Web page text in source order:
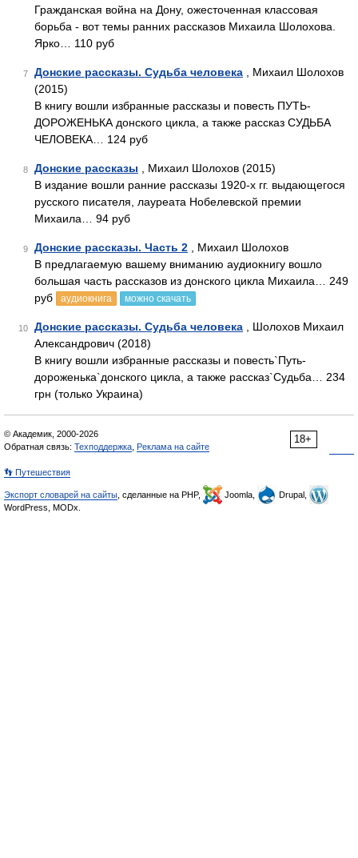
Гражданская война на Дону, ожесточенная классовая
борьба - вот темы ранних рассказов Михаила Шолохова.
Ярко… 110 руб
7 Донские рассказы. Судьба человека , Михаил Шолохов
(2015)
В книгу вошли избранные рассказы и повесть ПУТЬ-
ДОРОЖЕНЬКА донского цикла, а также рассказ СУДЬБА
ЧЕЛОВЕКА… 124 руб
8 Донские рассказы , Михаил Шолохов (2015)
В издание вошли ранние рассказы 1920-х гг. выдающегося
русского писателя, лауреата Нобелевской премии
Михаила… 94 руб
9 Донские рассказы. Часть 2 , Михаил Шолохов
В предлагаемую вашему вниманию аудиокнигу вошло
большая часть рассказов из донского цикла Михаила… 249
руб
аудиокнига можно скачать
10 Донские рассказы. Судьба человека , Шолохов Михаил
Александрович (2018)
В книгу вошли избранные рассказы и повесть`Путь-
дороженька`донского цикла, а также рассказ`Судьба… 234
грн (только Украина)
18+
© Академик, 2000-2026
Обратная связь: Техподдержка Реклама на сайте
👣 Путешествия
Экспорт словарей на сайты , сделанные на PHP, Joomla,
Drupal,
WordPress, MODx.